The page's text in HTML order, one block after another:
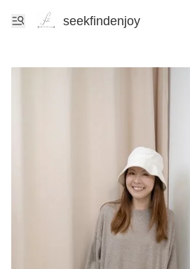
seekfindenjoy